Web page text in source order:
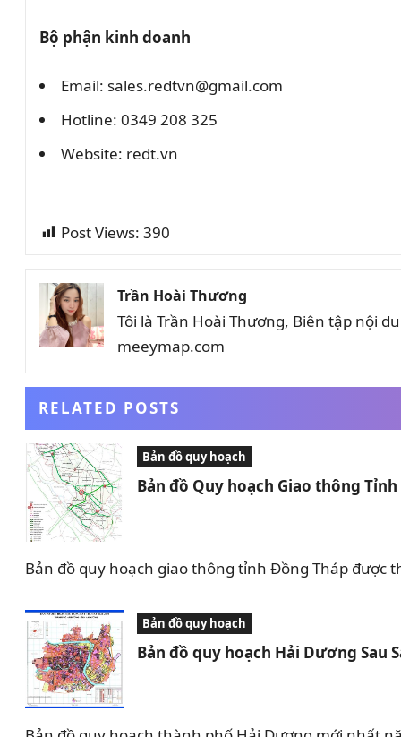
Bộ phận kinh doanh
Email: sales.redtvn@gmail.com
Hotline: 0349 208 325
Website: redt.vn
Post Views: 390
Trần Hoài Thương
Tôi là Trần Hoài Thương, Biên tập nội
meeymap.com
RELATED POSTS
Bản đồ quy hoạch
Bản đồ Quy hoạch Giao thông
Bản đồ quy hoạch giao thông tỉnh Đồng Tháp
Bản đồ quy hoạch
Bản đồ quy hoạch Hải Dương Sau